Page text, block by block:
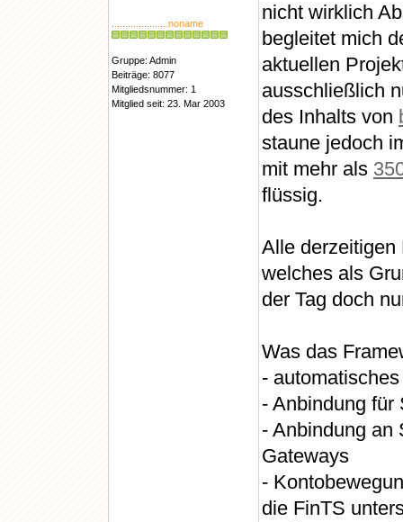
..noname
Gruppe: Admin
Beiträge: 8077
Mitgliedsnummer: 1
Mitglied seit: 23. Mar 2003
nicht wirklich
begleitet mich
aktuellen
ausschließlich
des Inhalts von
staune jedoch
mit mehr als
flüssig.
Alle derzeitigen
welches als
der Tag doch
Was das
-
- Anbindung für
- Anbindung an
Gateways
-
die FinTS